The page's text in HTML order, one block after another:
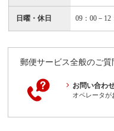
日曜・休日 09：00－12
郵便サービス全般のご質
お問い合わ
オペレータが